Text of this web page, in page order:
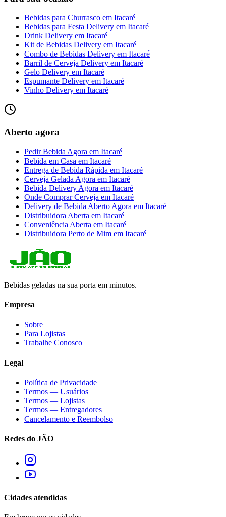
Bebidas para Churrasco em Itacaré
Bebidas para Festa Delivery em Itacaré
Drink Delivery em Itacaré
Kit de Bebidas Delivery em Itacaré
Combo de Bebidas Delivery em Itacaré
Barril de Cerveja Delivery em Itacaré
Gelo Delivery em Itacaré
Espumante Delivery em Itacaré
Vinho Delivery em Itacaré
Aberto agora
Pedir Bebida Agora em Itacaré
Bebida em Casa em Itacaré
Entrega de Bebida Rápida em Itacaré
Cerveja Gelada Agora em Itacaré
Bebida Delivery Agora em Itacaré
Onde Comprar Cerveja em Itacaré
Delivery de Bebida Aberto Agora em Itacaré
Distribuidora Aberta em Itacaré
Conveniência Aberta em Itacaré
Distribuidora Perto de Mim em Itacaré
Bebidas geladas na sua porta em minutos.
Empresa
Sobre
Para Lojistas
Trabalhe Conosco
Legal
Política de Privacidade
Termos — Usuários
Termos — Lojistas
Termos — Entregadores
Cancelamento e Reembolso
Redes do JÃO
Cidades atendidas